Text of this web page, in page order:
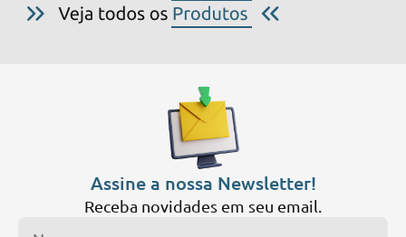
Assine a nossa Newsletter!
Receba novidades em seu email.